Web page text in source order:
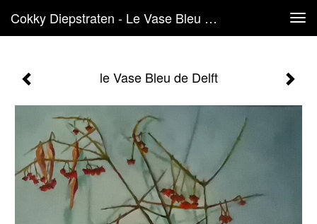
Cokky Diepstraten - Le Vase Bleu De Delft
le Vase Bleu de Delft